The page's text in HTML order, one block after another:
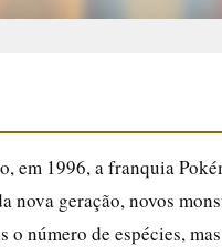
em 1996, a franquia
nova geração, novos
número de espécies,